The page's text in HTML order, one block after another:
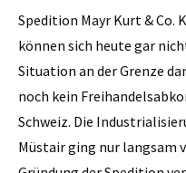
Spedition Mayr Kurt & Co.
können sich heute gar
Situation an der Grenze
noch kein
Schweiz. Die
Müstair ging nur langsam